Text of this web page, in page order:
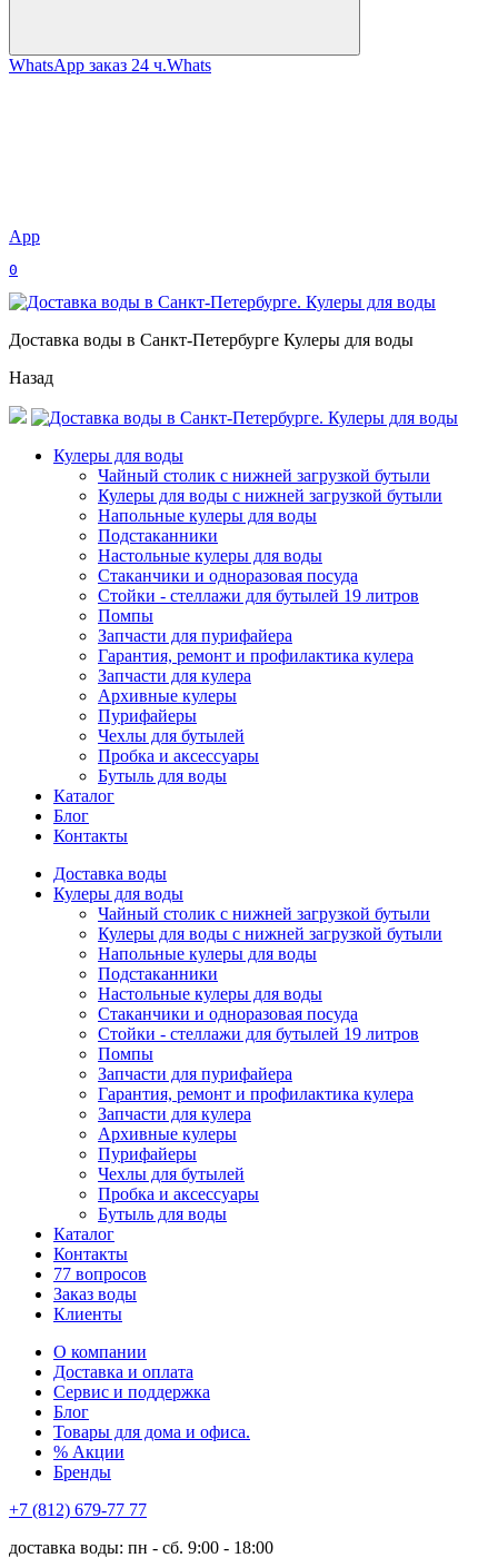
WhatsApp заказ 24 ч.Whats
App
0
Доставка воды в Санкт-Петербурге Кулеры для воды
Назад
Кулеры для воды
Чайный столик с нижней загрузкой бутыли
Кулеры для воды с нижней загрузкой бутыли
Напольные кулеры для воды
Подстаканники
Настольные кулеры для воды
Стаканчики и одноразовая посуда
Стойки - стеллажи для бутылей 19 литров
Помпы
Запчасти для пурифайера
Гарантия, ремонт и профилактика кулера
Запчасти для кулера
Архивные кулеры
Пурифайеры
Чехлы для бутылей
Пробка и аксессуары
Бутыль для воды
Каталог
Блог
Контакты
Доставка воды
Кулеры для воды
Чайный столик с нижней загрузкой бутыли
Кулеры для воды с нижней загрузкой бутыли
Напольные кулеры для воды
Подстаканники
Настольные кулеры для воды
Стаканчики и одноразовая посуда
Стойки - стеллажи для бутылей 19 литров
Помпы
Запчасти для пурифайера
Гарантия, ремонт и профилактика кулера
Запчасти для кулера
Архивные кулеры
Пурифайеры
Чехлы для бутылей
Пробка и аксессуары
Бутыль для воды
Каталог
Контакты
77 вопросов
Заказ воды
Клиенты
О компании
Доставка и оплата
Сервис и поддержка
Блог
Товары для дома и офиса.
% Акции
Бренды
+7 (812) 679-77 77
доставка воды: пн - сб. 9:00 - 18:00